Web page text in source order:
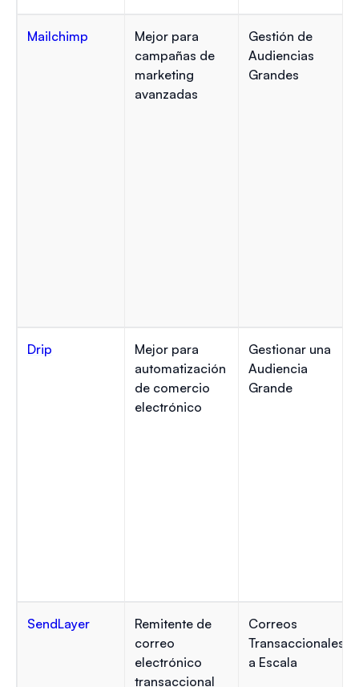
Mailchimp
Mejor para
campañas de
marketing
avanzadas
Gestión de
Audiencias
Grandes
Drip
Mejor para
automatización
de comercio
electrónico
Gestionar una
Audiencia
Grande
SendLayer
Remitente de
correo
electrónico
transaccional
Correos
Transaccionales
a Escala